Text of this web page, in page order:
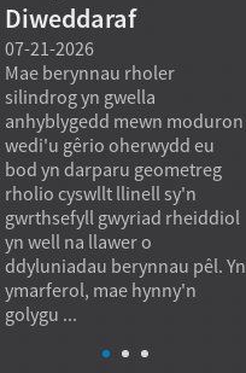
Diweddaraf
07-21-2026
Mae berynnau rholer
silindrog yn gwella
anhyblygedd mewn moduron
wedi'u gêrio oherwydd eu
bod yn darparu geometreg
rholio cyswllt llinell sy'n
gwrthsefyll gwyriad rheiddiol
yn well na llawer o
ddyluniadau berynnau pêl. Yn
ymarferol, mae hynny'n
golygu ...